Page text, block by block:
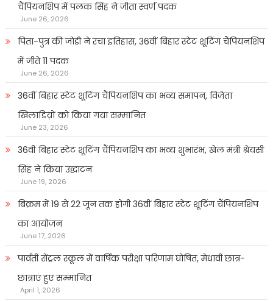
चैंपियनशिप में पलक सिंह ने जीता स्वर्ण पदक
June 26, 2026
पिता-पुत्र की जोड़ी ने रचा इतिहास, 36वीं बिहार स्टेट शूटिंग चैंपियनशिप
में जीते 11 पदक
June 26, 2026
36वीं बिहार स्टेट शूटिंग चैंपियनशिप का भव्य समापन, विजेता
खिलाडिय़ों को किया गया सम्मानित
June 23, 2026
36वीं बिहार स्टेट शूटिंग चैंपियनशिप का भव्य शुभारंभ, खेल मंत्री श्रेयसी
सिंह ने किया उद्घाटन
June 19, 2026
बिक्रम में 19 से 22 जून तक होगी 36वीं बिहार स्टेट शूटिंग चैंपियनशिप
का आयोजन
June 17, 2026
पार्वती सेंट्रल स्कूल में वार्षिक परीक्षा परिणाम घोषित, मेधावी छात्र-
छात्राएं हुए सम्मानित
April 1, 2026